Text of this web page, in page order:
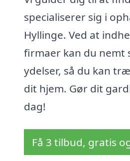
specialiserer sig i
Hyllinge. Ved at
firmaer kan du nemt
ydelser, så du kan
dit hjem. Gør dit
dag!
Få 3 tilbud, gratis